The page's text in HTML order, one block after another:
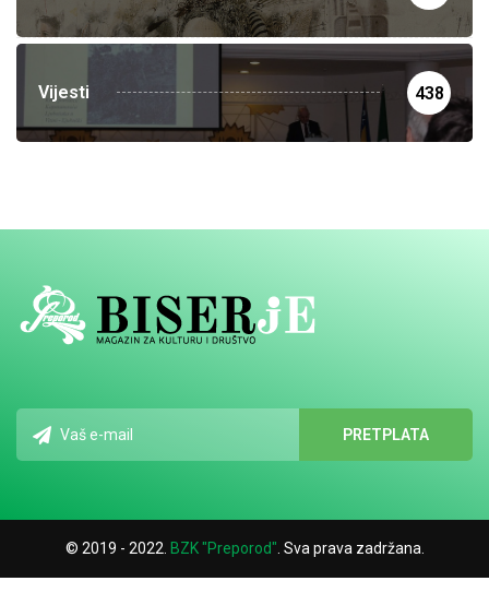
Vijesti 438
© 2019 - 2022. BZK "Preporod" . Sva prava zadržana.